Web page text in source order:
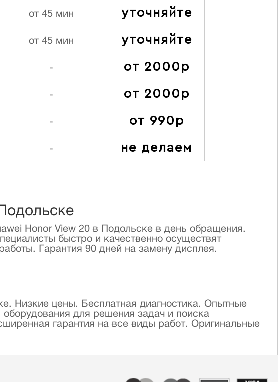
от 45 мин уточняйте
от 45 мин уточняйте
- от 2000р
- от 2000р
- от 990р
- не делаем
Honor View 20 в Подольске в день обращения.
быстро и качественно осуществят
Гарантия 90 дней на замену дисплея.
Низкие цены. Бесплатная диагностика. Опытные
для решения задач и поиска
гарантия на все виды работ. Оригинальные